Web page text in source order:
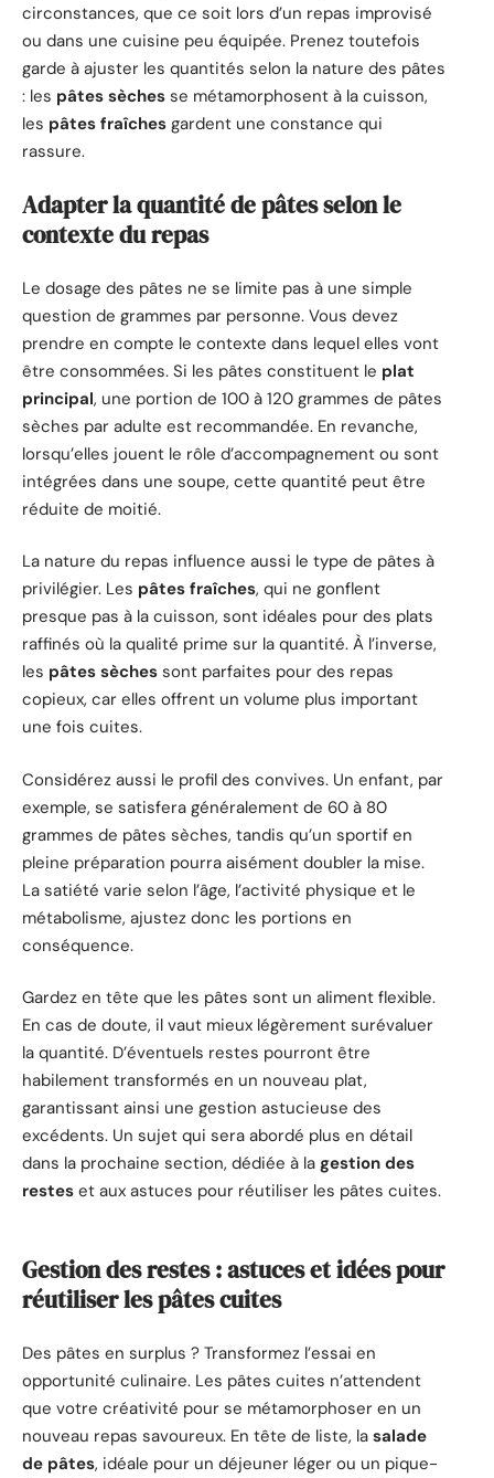
circonstances, que ce soit lors d’un repas improvisé
ou dans une cuisine peu équipée. Prenez toutefois
garde à ajuster les quantités selon la nature des pâtes
: les pâtes sèches se métamorphosent à la cuisson,
les pâtes fraîches gardent une constance qui
rassure.
Adapter la quantité de pâtes selon le
contexte du repas
Le dosage des pâtes ne se limite pas à une simple
question de grammes par personne. Vous devez
prendre en compte le contexte dans lequel elles vont
être consommées. Si les pâtes constituent le plat
principal, une portion de 100 à 120 grammes de pâtes
sèches par adulte est recommandée. En revanche,
lorsqu’elles jouent le rôle d’accompagnement ou sont
intégrées dans une soupe, cette quantité peut être
réduite de moitié.
La nature du repas influence aussi le type de pâtes à
privilégier. Les pâtes fraîches, qui ne gonflent
presque pas à la cuisson, sont idéales pour des plats
raffinés où la qualité prime sur la quantité. À l’inverse,
les pâtes sèches sont parfaites pour des repas
copieux, car elles offrent un volume plus important
une fois cuites.
Considérez aussi le profil des convives. Un enfant, par
exemple, se satisfera généralement de 60 à 80
grammes de pâtes sèches, tandis qu’un sportif en
pleine préparation pourra aisément doubler la mise.
La satiété varie selon l’âge, l’activité physique et le
métabolisme, ajustez donc les portions en
conséquence.
Gardez en tête que les pâtes sont un aliment flexible.
En cas de doute, il vaut mieux légèrement surévaluer
la quantité. D’éventuels restes pourront être
habilement transformés en un nouveau plat,
garantissant ainsi une gestion astucieuse des
excédents. Un sujet qui sera abordé plus en détail
dans la prochaine section, dédiée à la gestion des
restes et aux astuces pour réutiliser les pâtes cuites.
Gestion des restes : astuces et idées pour
réutiliser les pâtes cuites
Des pâtes en surplus ? Transformez l’essai en
opportunité culinaire. Les pâtes cuites n’attendent
que votre créativité pour se métamorphoser en un
nouveau repas savoureux. En tête de liste, la salade
de pâtes, idéale pour un déjeuner léger ou un pique-